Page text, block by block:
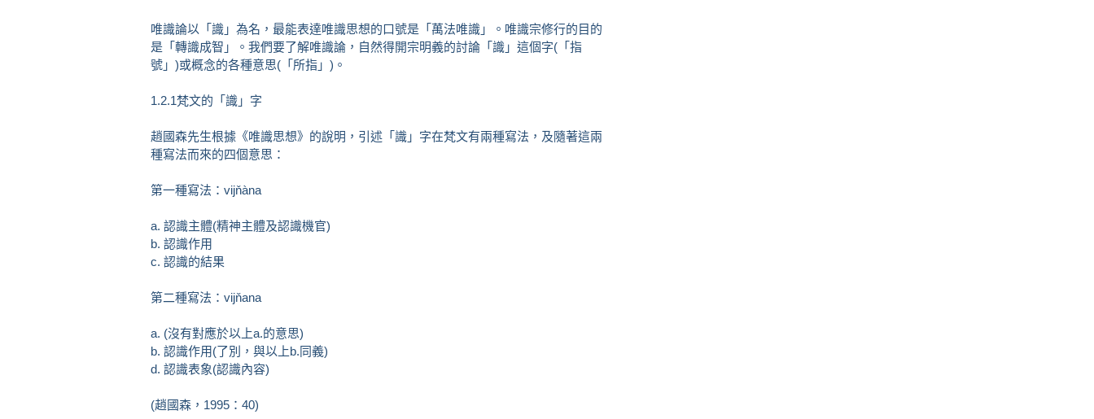
唯識論以「識」為名，最能表達唯識思想的口號是「萬法唯識」。唯識宗修行的目的
是「轉識成智」。我們要了解唯識論，自然得開宗明義的討論「識」這個字(「指
號」)或概念的各種意思(「所指」)。
1.2.1梵文的「識」字
趙國森先生根據《唯識思想》的說明，引述「識」字在梵文有兩種寫法，及隨著這兩
種寫法而來的四個意思：
第一種寫法：vijňàna
a. 認識主體(精神主體及認識機官)
b. 認識作用
c. 認識的結果
第二種寫法：vijňana
a. (沒有對應於以上a.的意思)
b. 認識作用(了別，與以上b.同義)
d. 認識表象(認識內容)
(趙國森，1995：40)